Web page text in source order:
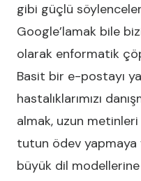
gibi güçlü
Google’lamak bile
olarak enformatik
Basit bir e-postayı
hastalıklarımızı
almak, uzun
tutun ödev yapmaya
büyük dil